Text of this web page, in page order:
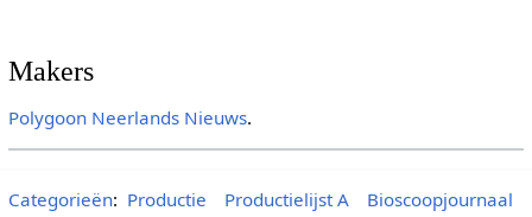
Makers
Polygoon Neerlands Nieuws.
Categorieën: Productie Productielijst A
Bioscoopjournaal